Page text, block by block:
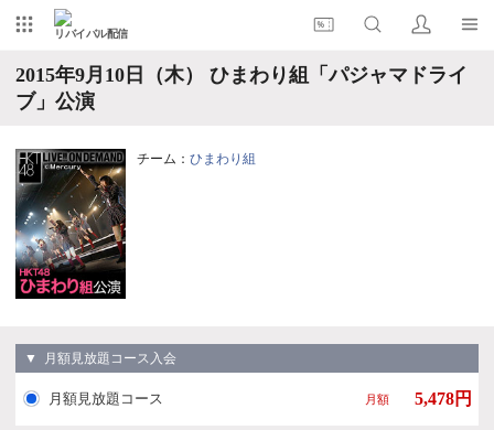
リバイバル配信
2015年9月10日（木） ひまわり組「パジャマドライ
ブ」公演
チーム： ひまわり組
▼ 月額見放題コース入会
月額見放題コース 月額 5,478円